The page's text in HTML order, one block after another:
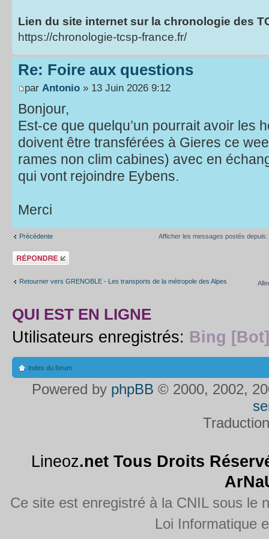
Lien du site internet sur la chronologie des
https://chronologie-tcsp-france.fr/
Re: Foire aux questions
par Antonio » 13 Juin 2026 9:12
Bonjour,
Est-ce que quelqu’un pourrait avoir les
doivent être transférées à Gieres ce
rames non clim cabines) avec en
qui vont rejoindre Eybens.
Merci
Précédente Afficher les messages postés depuis:
Répondre
Retourner vers GRENOBLE - Les transports de la métropole des Alpes
QUI EST EN LIGNE
Utilisateurs enregistrés: Bing [Bot]
Index du forum
Powered by phpBB © 2000, 2002,
Lineoz.net Tous Droits
Ce site est enregistré à la CNIL sous le
Loi Informatique